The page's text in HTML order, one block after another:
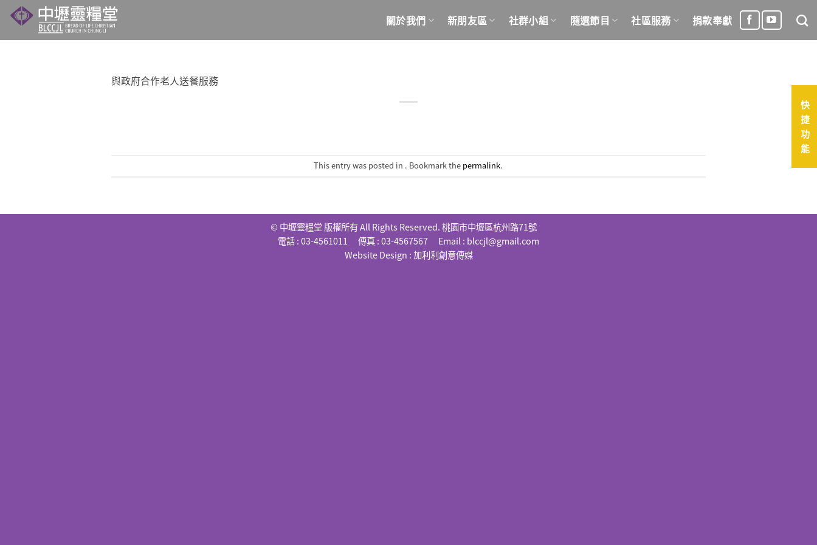
Skip
content
關於我們 新朋友區 社群小組 隨選節目 社區服務 捐款奉獻
與政府合作老人送餐服務
This entry was posted in . Bookmark the permalink.
© 中壢靈糧堂 版權所有 All Rights Reserved. 桃園市中壢區杭州路71號
電話 : 03-4561011 傳真 : 03-4567567 Email : blccjl@gmail.com
Website Design : 加利利創意傳媒
快
捷
功
能